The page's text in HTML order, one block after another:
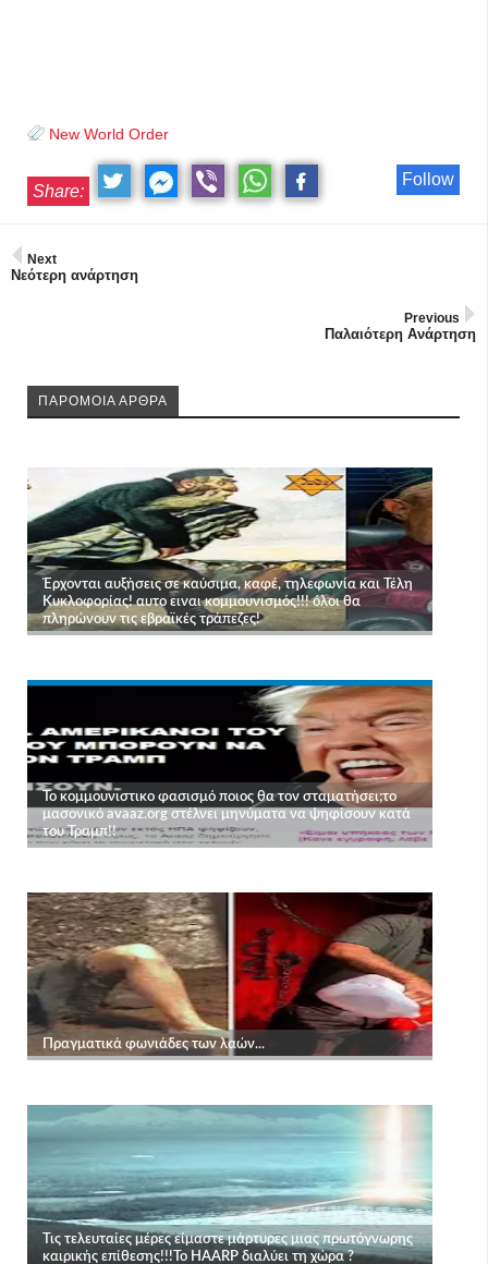
New World Order
Follow
Share:
Next
Νεότερη ανάρτηση
Previous
Παλαιότερη Ανάρτηση
ΠΑΡΟΜΟΙΑ ΑΡΘΡΑ